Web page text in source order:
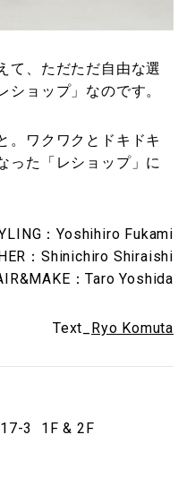
て、ただただ自由な選
ショップ」なのです。
。ワクワクとドキドキ
った「レショップ」に
：Yoshihiro Fukami
：Shinichiro Shiraishi
：Taro Yoshida
Text_ Ryo Komuta
3 1F & 2F